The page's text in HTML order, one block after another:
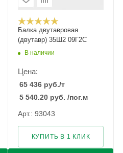
Балка двутавровая
(двутавр) 35Ш2 09Г2С
В наличии
Цена:
65 436 руб./т
5 540.20 руб. /пог.м
Арт.: 93043
КУПИТЬ В 1 КЛИК